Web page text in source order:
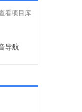
看项目库
导航